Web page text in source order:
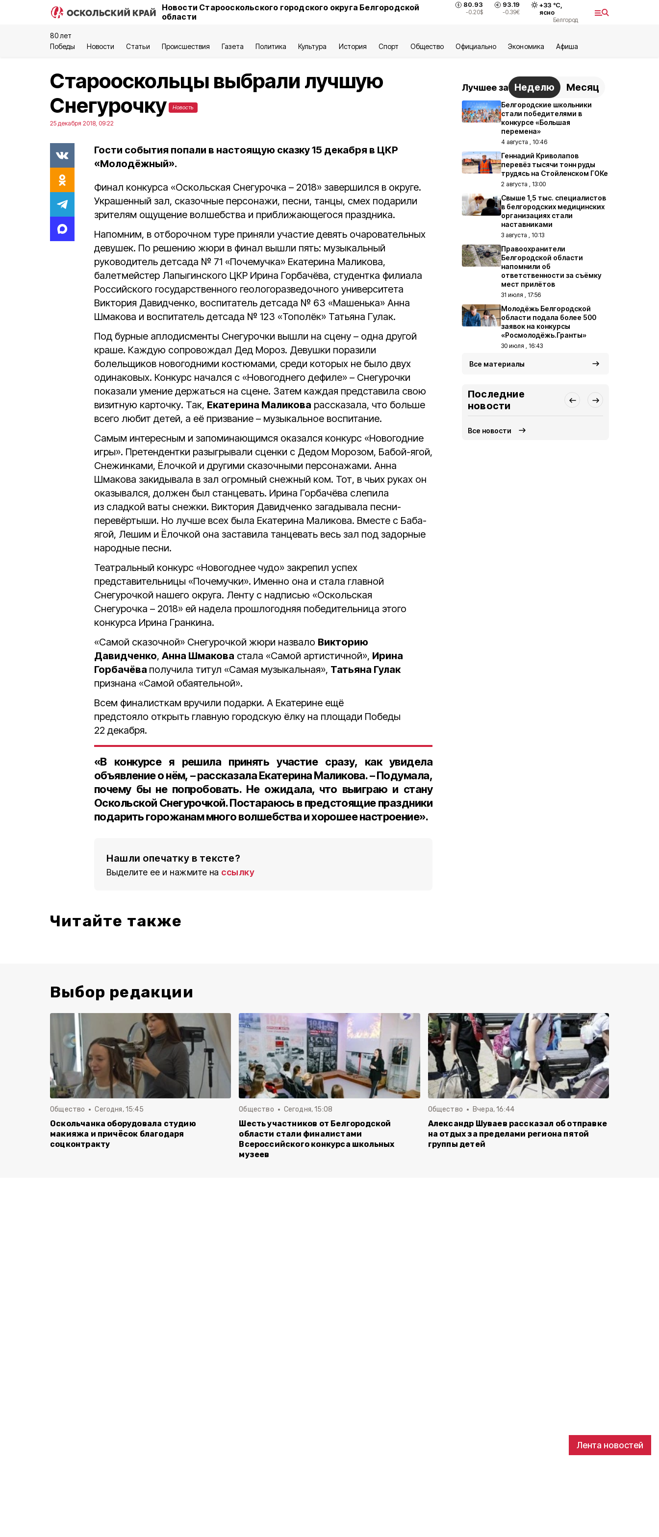
Новости Старооскольского городского округа Белгородской
области
80.93
-0.20$
93.19
-0.39€
+33 °С,
ясно
Белгород
80 лет
Победы
Новости Статьи Происшествия Газета Политика Культура История Спорт Общество Официально Экономика Aфиша
Лента новостей
Старооскольцы выбрали лучшую
Снегурочку
Новость
25 декабря 2018, 09:22
Гости события попали в настоящую сказку 15 декабря в ЦКР
«Молодёжный».
Финал конкурса «Оскольская Снегурочка – 2018» завершился в округе.
Украшенный зал, сказочные персонажи, песни, танцы, смех подарили
зрителям ощущение волшебства и приближающегося праздника.
Напомним, в отборочном туре приняли участие девять очаровательных
девушек. По решению жюри в финал вышли пять: музыкальный
руководитель детсада № 71 «Почемучка» Екатерина Маликова,
балетмейстер Лапыгинского ЦКР Ирина Горбачёва, студентка филиала
Российского государственного геологоразведочного университета
Виктория Давидченко, воспитатель детсада № 63 «Машенька» Анна
Шмакова и воспитатель детсада № 123 «Тополёк» Татьяна Гулак.
Под бурные аплодисменты Снегурочки вышли на сцену – одна другой
краше. Каждую сопровождал Дед Мороз. Девушки поразили
болельщиков новогодними костюмами, среди которых не было двух
одинаковых. Конкурс начался с «Новогоднего дефиле» – Снегурочки
показали умение держаться на сцене. Затем каждая представила свою
визитную карточку. Так, Екатерина Маликова рассказала, что больше
всего любит детей, а её призвание – музыкальное воспитание.
Самым интересным и запоминающимся оказался конкурс «Новогодние
игры». Претендентки разыгрывали сценки с Дедом Морозом, Бабой-ягой,
Снежинками, Ёлочкой и другими сказочными персонажами. Анна
Шмакова закидывала в зал огромный снежный ком. Тот, в чьих руках он
оказывался, должен был станцевать. Ирина Горбачёва слепила
из сладкой ваты снежки. Виктория Давидченко загадывала песни-
перевёртыши. Но лучше всех была Екатерина Маликова. Вместе с Баба-
ягой, Лешим и Ёлочкой она заставила танцевать весь зал под задорные
народные песни.
Театральный конкурс «Новогоднее чудо» закрепил успех
представительницы «Почемучки». Именно она и стала главной
Снегурочкой нашего округа. Ленту с надписью «Оскольская
Снегурочка – 2018» ей надела прошлогодняя победительница этого
конкурса Ирина Гранкина.
«Самой сказочной» Снегурочкой жюри назвало Викторию
Давидченко, Анна Шмакова стала «Самой артистичной», Ирина
Горбачёва получила титул «Самая музыкальная», Татьяна Гулак
признана «Самой обаятельной».
Всем финалисткам вручили подарки. А Екатерине ещё
предстояло открыть главную городскую ёлку на площади Победы
22 декабря.
«В конкурсе я решила принять участие сразу, как увидела
объявление о нём, – рассказала Екатерина Маликова. – Подумала,
почему бы не попробовать. Не ожидала, что выиграю и стану
Оскольской Снегурочкой. Постараюсь в предстоящие праздники
подарить горожанам много волшебства и хорошее настроение».
Нашли опечатку в тексте?
Выделите ее и нажмите на ссылку
Читайте также
Лучшее за Неделю Месяц
Белгородские школьники
стали победителями в
конкурсе «Большая
перемена»
4 августа , 10:46
Геннадий Криволапов
перевёз тысячи тонн руды
трудясь на Стойленском ГОКе
2 августа , 13:00
Свыше 1,5 тыс. специалистов
в белгородских медицинских
организациях стали
наставниками
3 августа , 10:13
Правоохранители
Белгородской области
напомнили об
ответственности за съёмку
мест прилётов
31 июля , 17:56
Молодёжь Белгородской
области подала более 500
заявок на конкурсы
«Росмолодёжь.Гранты»
30 июля , 16:43
Все материалы
Последние
новости
Все новости
Выбор редакции
Общество Сегодня, 15:45
Оскольчанка оборудовала студию
макияжа и причёсок благодаря
соцконтракту
Общество Сегодня, 15:08
Шесть участников от Белгородской
области стали финалистами
Всероссийского конкурса школьных
музеев
Общество Вчера, 16:44
Александр Шуваев рассказал об отправке
на отдых за пределами региона пятой
группы детей